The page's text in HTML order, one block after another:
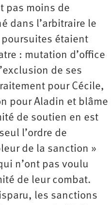
pas moins de
dans l’arbitraire le
étaient
: mutation d’office
de ses
pour Cécile,
pour Aladin et blâme
de soutien en est
l’ordre de
de la sanction »
n’ont pas voulu
de leur combat.
les sanctions